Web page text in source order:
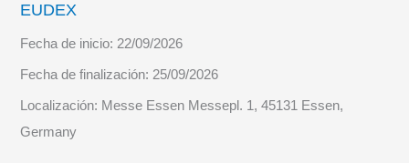
EUDEX
Fecha de inicio:22/09/2026
Fecha de finalización:25/09/2026
Localización: Messe Essen Messepl. 1, 45131 Essen,
Germany